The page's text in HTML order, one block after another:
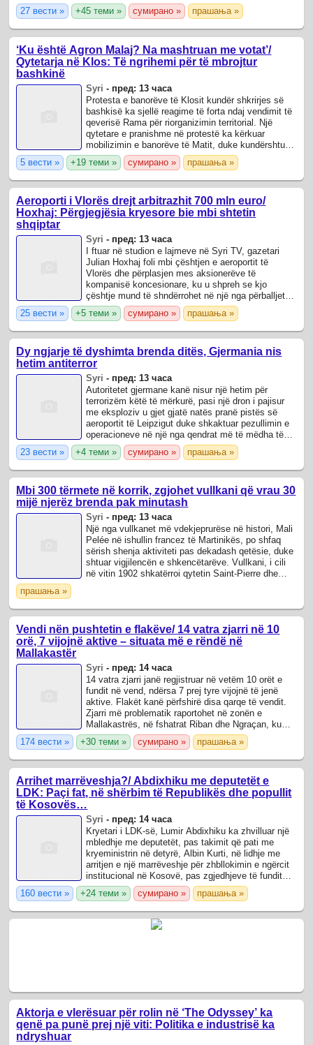
27 вести »
+45 теми » сумирано » прашања »
‘Ku është Agron Malaj? Na mashtruan me votat’/
Qytetarja në Klos: Të ngrihemi për të mbrojtur
bashkinë
Syri - пред: 13 часа
Protesta e banorëve të Klosit kundër shkrirjes së
bashkisë ka sjellë reagime të forta ndaj vendimit të
qeverisë Rama për riorganizimin territorial. Një
qytetare e pranishme në protestë ka kërkuar
mobilizimin e banorëve të Matit, duke kundërshtuar
humbjen e bashkisë dhe duke ...
5 вести » +19 теми » сумирано » прашања »
Aeroporti i Vlorës drejt arbitrazhit 700 mln euro/
Hoxhaj: Përgjegjësia kryesore bie mbi shtetin
shqiptar
Syri - пред: 13 часа
I ftuar në studion e lajmeve në Syri TV, gazetari
Julian Hoxhaj foli mbi çështjen e aeroportit të
Vlorës dhe përplasjen mes aksionerëve të
kompanisë koncesionare, ku u shpreh se kjo
çështje mund të shndërrohet në një nga përballjet
më të mëdha të arbitrazhit ndërkombëtar për ...
25 вести » +5 теми » сумирано » прашања »
Dy ngjarje të dyshimta brenda ditës, Gjermania nis
hetim antiterror
Syri - пред: 13 часа
Autoritetet gjermane kanë nisur një hetim për
terrorizëm këtë të mërkurë, pasi një dron i pajisur
me eksploziv u gjet gjatë natës pranë pistës së
aeroportit të Leipzigut duke shkaktuar pezullimin e
operacioneve në një nga qendrat më të mëdha të
transportit ajror të mallrave në ...
23 вести » +4 теми » сумирано » прашања »
Mbi 300 tërmete në korrik, zgjohet vullkani që vrau 30
mijë njerëz brenda pak minutash
Syri - пред: 13 часа
Një nga vullkanet më vdekjeprurëse në histori, Mali
Pelée në ishullin francez të Martinikës, po shfaq
sërish shenja aktiviteti pas dekadash qetësie, duke
shtuar vigjilencën e shkencëtarëve. Vullkani, i cili
në vitin 1902 shkatërroi qytetin Saint-Pierre dhe
прашања »
Vendi nën pushtetin e flakëve/ 14 vatra zjarri në 10
orë, 7 vijojnë aktive – situata më e rëndë në
Mallakastër
Syri - пред: 14 часа
14 vatra zjarri janë regjistruar në vetëm 10 orët e
fundit në vend, ndërsa 7 prej tyre vijojnë të jenë
aktive. Flakët kanë përfshirë disa qarqe të vendit.
Zjarri më problematik raportohet në zonën e
Mallakastrës, në fshatrat Riban dhe Ngraçan, ku
flakët kanë marrë përmasa dhe po ...
174 вести » +30 теми » сумирано » прашања »
Arrihet marrëveshja?/ Abdixhiku me deputetët e
LDK: Paçi fat, në shërbim të Republikës dhe popullit
të Kosovës…
Syri - пред: 14 часа
Kryetari i LDK-së, Lumir Abdixhiku ka zhvilluar një
mbledhje me deputetët, pas takimit që pati me
kryeministrin në detyrë, Albin Kurti, në lidhje me
arritjen e një marrëveshje për zhbllokimin e ngërcit
institucional në Kosovë, pas zgjedhjeve të fundit
parlamentare.
160 вести » +24 теми » сумирано » прашања »
Aktorja e vlerësuar për rolin në ‘The Odyssey’ ka
qenë pa punë prej një viti: Politika e industrisë ka
ndryshuar